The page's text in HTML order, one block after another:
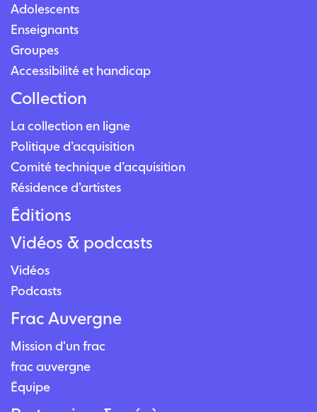
Adolescents
Enseignants
Groupes
Accessibilité et handicap
Collection
La collection en ligne
Politique d’acquisition
Comité technique d’acquisition
Résidence d’artistes
Éditions
Vidéos & podcasts
Vidéos
Podcasts
Frac Auvergne
Mission d'un frac
frac auvergne
Équipe